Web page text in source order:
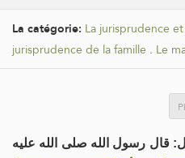
La catégorie: La jurisprudence
jurisprudence de la famille . Le
قال رسول الله صلى الله عليه